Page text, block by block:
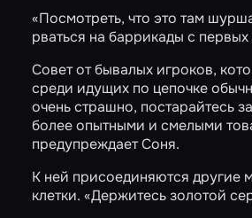
«Посмотреть, что это там
рваться на баррикады с
Совет от бывалых игроков,
среди идущих по цепочке
очень страшно, постарайтесь
более опытными и смелыми
предупреждает Соня.
К ней присоединяются другие
клетки. «Держитесь золотой